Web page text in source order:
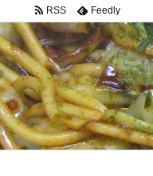
RSS Feedly